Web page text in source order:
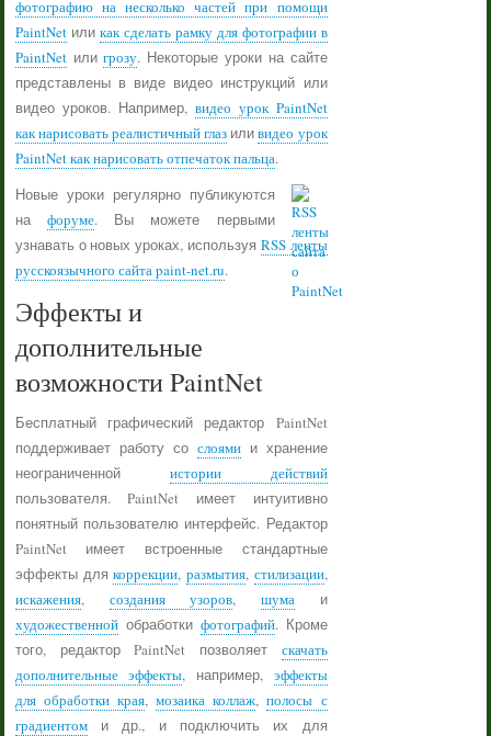
фотографию на несколько частей при помощи
PaintNetили как сделать рамку для фотографии в
PaintNetилигрозу. Некоторые уроки на сайте
представлены в виде видео инструкций или
видео уроков. Например, видео урок PaintNet
как нарисовать реалистичный глаз иливидео урок
PaintNet как нарисовать отпечаток пальца.
Новые уроки регулярно публикуются
нафоруме. Вы можете первыми
узнавать о новых уроках, используя RSS ленты
русскоязычного сайта paint-net.ru.
Эффекты и
дополнительные
возможности PaintNet
Бесплатный графический редактор PaintNet
поддерживает работу со слоямии хранение
неограниченной истории действий
пользователя. PaintNet имеет интуитивно
понятный пользователю интерфейс. Редактор
PaintNet имеет встроенные стандартные
эффекты длякоррекции, размытия, стилизации,
искажения, создания узоров, шумаи
художественнойобработки фотографий. Кроме
того, редактор PaintNet позволяет скачать
дополнительные эффекты, например, эффекты
для обработки края,мозаика коллаж,полосы с
градиентоми др., и подключить их для